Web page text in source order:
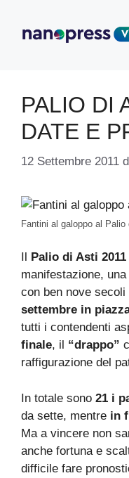
contenuto
PALIO DI
DATE E
12 Settembre 2011
Fantini al galoppo al Palio
Il Palio di Asti 2011
manifestazione,
con ben nove
settembre in
tutti i contendenti
finale, il “drappo”
raffigurazione del
In totale sono 21 i
da sette, mentre in
Ma a vincere non
anche fortuna e
difficile fare